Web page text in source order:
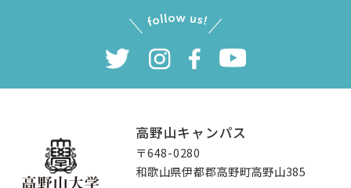
高野山キャンパス
〒648-0280
和歌山県伊都郡高野町高野山385